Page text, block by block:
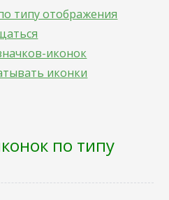
типу отображения
иконок
иконки
по типу